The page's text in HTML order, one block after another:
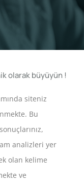
olarak büyüyün !
siteniz
Bu
sonuçlarınız,
analizleri yer
olan kelime
ve